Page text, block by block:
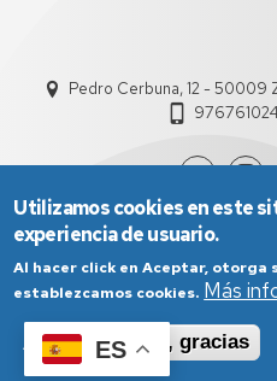
ES
Pedro Cerbuna, 12 - 50009
Aviso Legal
Política de Privacidad
Utilizamos cookies en este
experiencia de usuario.
Al hacer click en Aceptar, otorga
establezcamos cookies. Más
Aceptar
No, gracias